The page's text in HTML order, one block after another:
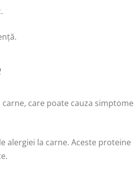
care poate cauza simptome
alergiei la carne. Aceste proteine